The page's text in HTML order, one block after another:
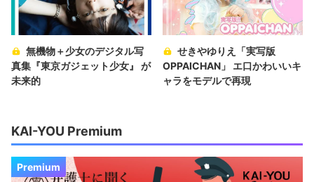
無機物＋少女のデジタル写
真集『東京ガジェット少女』 が
未来的
せきやゆりえ「実写版
OPPAICHAN」 エ口かわいいキ
ャラをモデルで再現
KAI-YOU Premium
Premium